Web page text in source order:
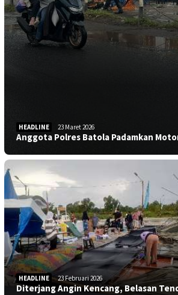
HEADLINE 23 Maret 2026
Anggota Polres Batola Padamkan
HEADLINE 23 Februari 2026
Diterjang Angin Kencang, Belasan